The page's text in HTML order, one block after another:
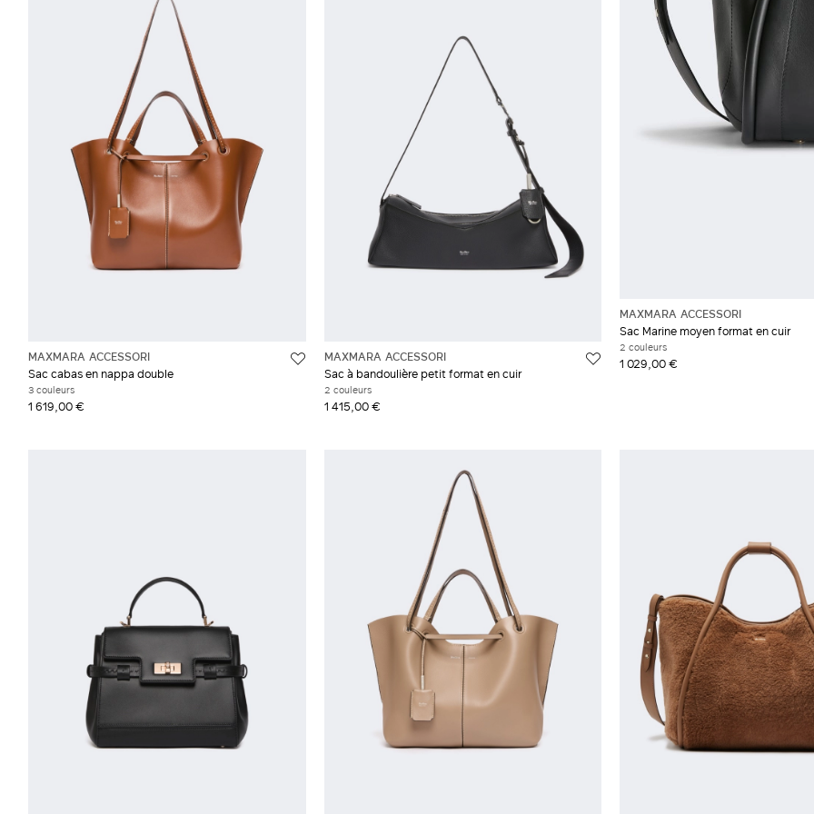
MAXMARA ACCESSORI
Sac cabas en nappa double
3 couleurs
1 619,00 €
MAXMARA ACCESSORI
Sac à bandoulière petit format en cuir
2 couleurs
1 415,00 €
MAXMARA ACCESSORI
Sac Marine moyen format en cuir
2 couleurs
1 029,00 €